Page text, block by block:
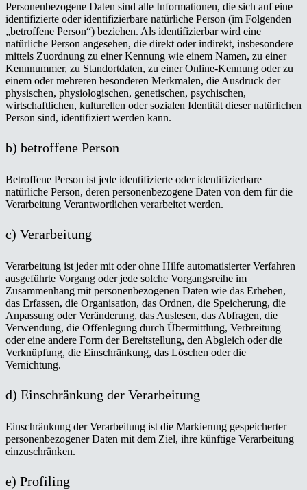
Personenbezogene Daten sind alle Informationen, die sich auf eine
identifizierte oder identifizierbare natürliche Person (im Folgenden
„betroffene Person“) beziehen. Als identifizierbar wird eine
natürliche Person angesehen, die direkt oder indirekt, insbesondere
mittels Zuordnung zu einer Kennung wie einem Namen, zu einer
Kennnummer, zu Standortdaten, zu einer Online-Kennung oder zu
einem oder mehreren besonderen Merkmalen, die Ausdruck der
physischen, physiologischen, genetischen, psychischen,
wirtschaftlichen, kulturellen oder sozialen Identität dieser natürlichen
Person sind, identifiziert werden kann.
b) betroffene Person
Betroffene Person ist jede identifizierte oder identifizierbare
natürliche Person, deren personenbezogene Daten von dem für die
Verarbeitung Verantwortlichen verarbeitet werden.
c) Verarbeitung
Verarbeitung ist jeder mit oder ohne Hilfe automatisierter Verfahren
ausgeführte Vorgang oder jede solche Vorgangsreihe im
Zusammenhang mit personenbezogenen Daten wie das Erheben,
das Erfassen, die Organisation, das Ordnen, die Speicherung, die
Anpassung oder Veränderung, das Auslesen, das Abfragen, die
Verwendung, die Offenlegung durch Übermittlung, Verbreitung
oder eine andere Form der Bereitstellung, den Abgleich oder die
Verknüpfung, die Einschränkung, das Löschen oder die
Vernichtung.
d) Einschränkung der Verarbeitung
Einschränkung der Verarbeitung ist die Markierung gespeicherter
personenbezogener Daten mit dem Ziel, ihre künftige Verarbeitung
einzuschränken.
e) Profiling